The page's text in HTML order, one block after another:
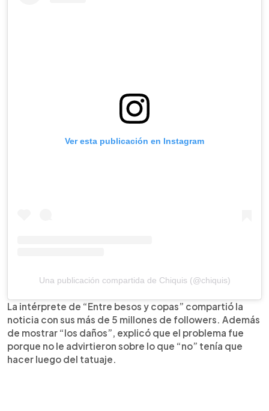
Ver esta publicación en Instagram
Una publicación compartida de Chiquis (@chiquis)
La intérprete de “Entre besos y copas” compartió la
noticia con sus más de 5 millones de followers. Además
de mostrar “los daños”, explicó que el problema fue
porque no le advirtieron sobre lo que “no” tenía que
hacer luego del tatuaje.